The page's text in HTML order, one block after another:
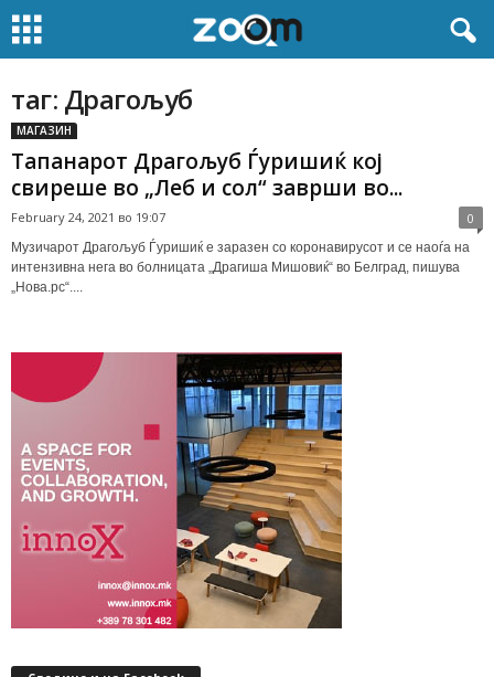
таг: Драгољуб
МАГАЗИН
Тапанарот Драгољуб Ѓуришиќ кој
свиреше во „Леб и сол“ заврши во...
February 24, 2021 во 19:07 0
Музичарот Драгољуб Ѓуришиќ е заразен со коронавирусот и се наоѓа на
интензивна нега во болницата „Драгиша Мишовиќ“ во Белград, пишува
„Нова.рс“....